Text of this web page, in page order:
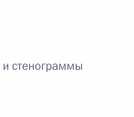
стенограммы